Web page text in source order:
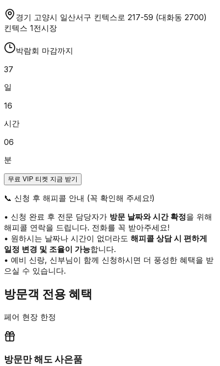
경기 고양시 일산서구 킨텍스로 217-59 (대화동 2700)
킨텍스 1전시장
박람회 마감까지
37
일
16
시간
06
분
무료 VIP 티켓 지금 받기
📞 신청 후 해피콜 안내 (꼭 확인해 주세요!)
• 신청 완료 후 전문 담당자가 방문 날짜와 시간 확정을 위해
해피콜 연락을 드립니다. 전화를 꼭 받아주세요!
• 원하시는 날짜나 시간이 없더라도 해피콜 상담 시 편하게
일정 변경 및 조율이 가능합니다.
• 예비 신랑, 신부님이 함께 신청하시면 더 풍성한 혜택을 받
으실 수 있습니다.
방문객 전용 혜택
페어 현장 한정
방문만 해도 사은품